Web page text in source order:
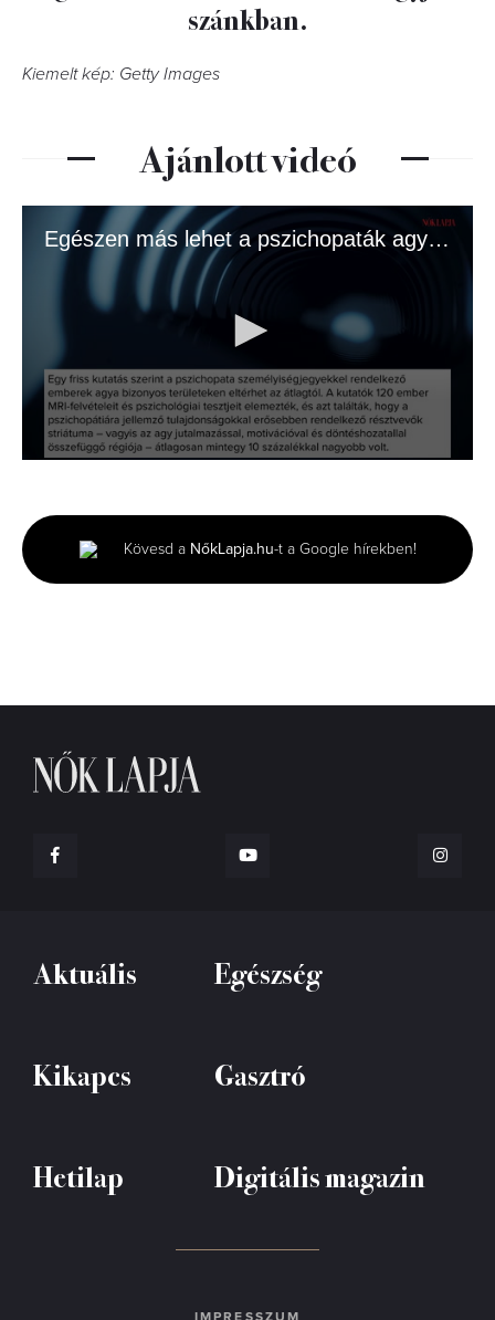
szánkban.
Kiemelt kép: Getty Images
Ajánlott videó
Egészen más lehet a pszichopaták agya, mint hittük
minute,
45
seconds
Kövesd a NőkLapja.hu-t a Google hírekben!
Aktuális Egészség
Kikapcs Gasztró
Hetilap Digitális magazin
IMPRESSZUM